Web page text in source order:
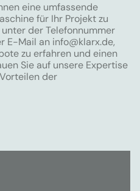
eine umfassende
für Ihr Projekt zu
der Telefonnummer
E-Mail an info@klarx.de,
zu erfahren und einen
Sie auf unsere Expertise
der